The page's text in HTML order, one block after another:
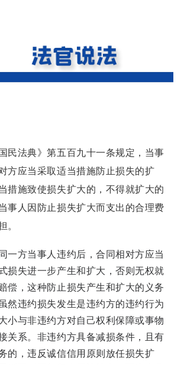
民法典》第五百九十一条规定，当事
方应当采取适当措施防止损失的扩
措施致使损失扩大的，不得就扩大的
事人因防止损失扩大而支出的合理费
。
一方当事人违约后，合同相对方应当
损失进一步产生和扩大，否则无权就
偿，这种防止损失产生和扩大的义务
然违约损失发生是违约方的违约行为
小与非违约方对自己权利保障或事物
关系。非违约方具备减损条件，且有
的，违反诚信信用原则放任损失扩